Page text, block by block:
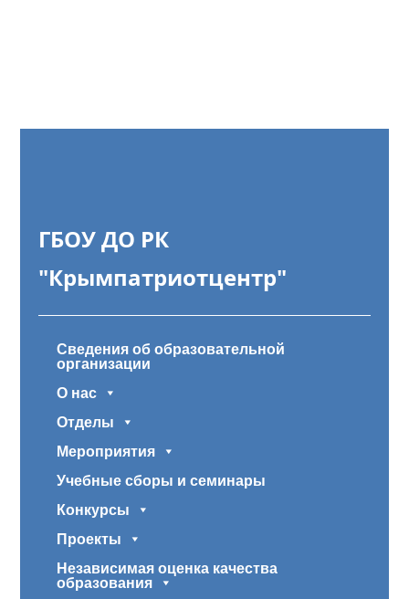
ГБОУ ДО РК
"Крымпатриотцентр"
Сведения об образовательной
организации
О нас
Отделы
Мероприятия
Учебные сборы и семинары
Конкурсы
Проекты
Независимая оценка качества
образования